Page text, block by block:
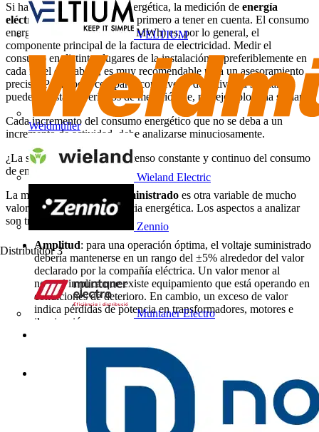
VELTIUM
Weidmüller
Wieland Electric
Zennio
Distribuidor 3
Muntaner Electro
Si hablamos de eficiencia energética, la medición de energía
eléctricaes, por supuesto, el primero a tener en cuenta. El consumo
energético (ya sea en kWh o MWh) es, por lo general, el
componente principal de la factura de electricidad. Medir el
consumo en distintos lugares de la instalación, y preferiblemente en
cada nivel de trabajo, es muy recomendable para un asesoramiento
preciso. Para poder comparar con niveles de actividad similares,
pueden ajustarse periodos de medición de, por ejemplo, una semana.
Cada incremento del consumo energético que no se deba a un
incremento de actividad, debe analizarse minuciosamente.
¿La situación ideal? Un descenso constante y continuo del consumo
de energía.
La medición del
voltaje suministrado es otra variable de mucho
valor en términos de eficiencia energética. Los aspectos a analizar
son tres:
Amplitud: para una operación óptima, el voltaje suministrado
debería mantenerse en un rango del ±5% alrededor del valor
declarado por la compañía eléctrica. Un valor menor al
normal implica que existe equipamiento que está operando en
condiciones de deterioro. En cambio, un exceso de valor
indica pérdidas de potencia en transformadores, motores e
iluminación.
iluminación y vibraciones en motores, aun cuando la amplitud
se mantenga en los límites contratados.
Caídas e interrupciones de tensión:
importantes en términos de calidad de suministro eléctrico.
Una medición precisa puede ayudar a encontrar el origen de
la incidencia, y facilitar una negociación con el proveedor de
electricidad.